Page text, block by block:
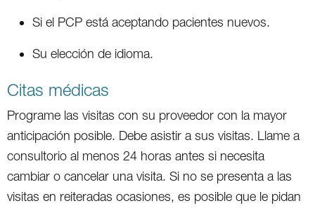
Si el PCP está aceptando pacientes nuevos.
Su elección de idioma.
Citas médicas
Programe las visitas con su proveedor con la mayor
anticipación posible. Debe asistir a sus visitas. Llame a
consultorio al menos 24 horas antes si necesita
cambiar o cancelar una visita. Si no se presenta a las
visitas en reiteradas ocasiones, es posible que le pidan